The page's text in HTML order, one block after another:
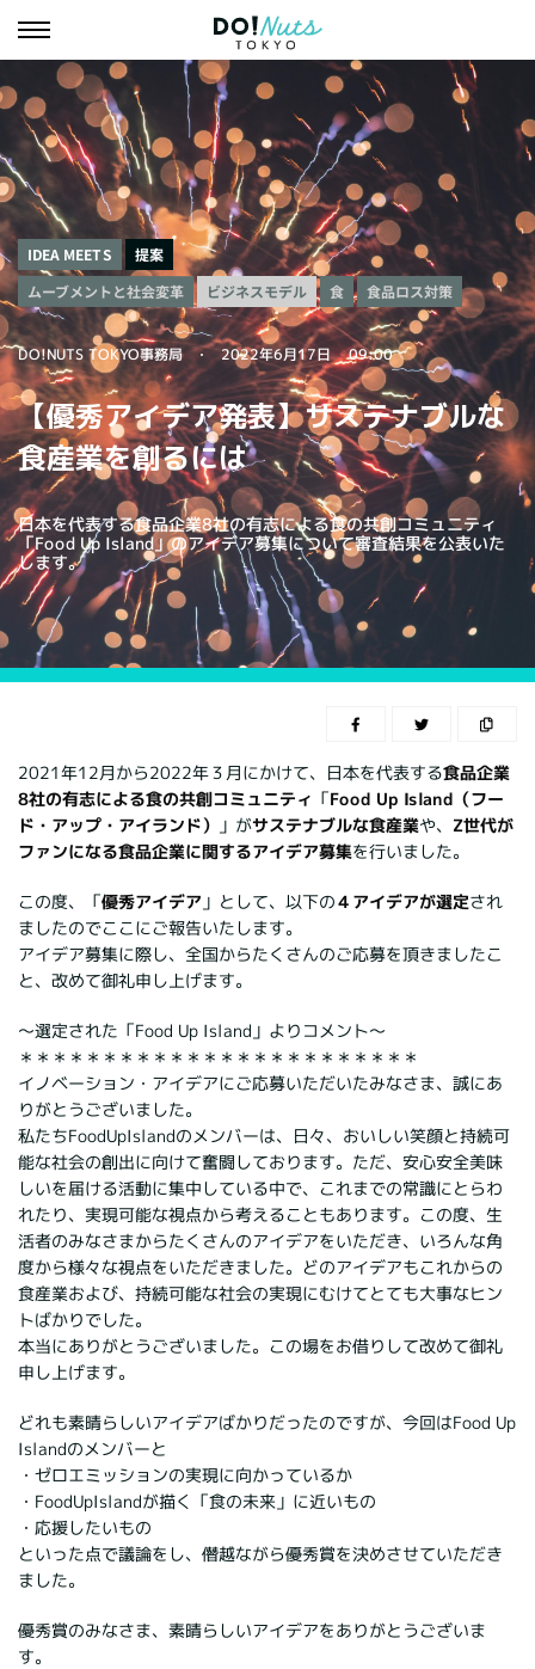
IDEA MEETS 提案
ムーブメントと社会変革 ビジネスモデル 食 食品ロス対策
DO!NUTS TOKYO事務局 2022年6月17日 09:00
【優秀アイデア発表】サステナブルな
食産業を創るには
日本を代表する食品企業8社の有志による食の共創コミュニティ
「Food Up Island」のアイデア募集について審査結果を公表いた
します。
2021年12月から2022年３月にかけて、日本を代表する食品企業
8社の有志による食の共創コミュニティ 「Food Up Island（フー
ド・アップ・アイランド） 」がサステナブルな食産業や、 Z世代が
ファンになる食品企業に関するアイデア募集を行いました。
この度、「優秀アイデア 」として、以下の４アイデアが選定され
ましたのでここにご報告いたします。
アイデア募集に際し、全国からたくさんのご応募を頂きましたこ
と、改めて御礼申し上げます。
～選定された「Food Up Island」よりコメント～
＊＊＊＊＊＊＊＊＊＊＊＊＊＊＊＊＊＊＊＊＊＊＊＊
イノベーション・アイデアにご応募いただいたみなさま、誠にあ
りがとうございました。
私たちFoodUpIslandのメンバーは、日々、おいしい笑顔と持続可
能な社会の創出に向けて奮闘しております。ただ、安心安全美味
しいを届ける活動に集中している中で、これまでの常識にとらわ
れたり、実現可能な視点から考えることもあります。この度、生
活者のみなさまからたくさんのアイデアをいただき、いろんな角
度から様々な視点をいただきました。どのアイデアもこれからの
食産業および、持続可能な社会の実現にむけてとても大事なヒン
トばかりでした。
本当にありがとうございました。この場をお借りして改めて御礼
申し上げます。
どれも素晴らしいアイデアばかりだったのですが、今回はFood Up
Islandのメンバーと
・ゼロエミッションの実現に向かっているか
・FoodUpIslandが描く「食の未来」に近いもの
・応援したいもの
といった点で議論をし、僭越ながら優秀賞を決めさせていただき
ました。
優秀賞のみなさま、素晴らしいアイデアをありがとうございま
す。